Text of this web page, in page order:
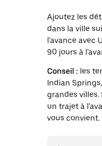
Ajoutez les
dans la ville
l'avance avec
90 jours à
Conseil : les
Indian
grandes villes.
un trajet à
vous convient.